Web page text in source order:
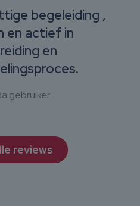
begeleiding ,
en actief in
en
gebruiker
reviews